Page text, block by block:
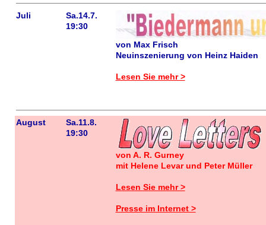
Juli
Sa.14.7.
19:30
von Max Frisch
Neuinszenierung von Heinz Haiden
Lesen Sie mehr >
August
Sa.11.8.
19:30
von A. R. Gurney
mit Helene Levar und Peter Müller
Lesen Sie mehr >
Presse im Internet >